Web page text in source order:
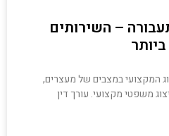
– השירותים
המקצועי במצבים של מעצרים,
משפטי מקצועי. עורך דין